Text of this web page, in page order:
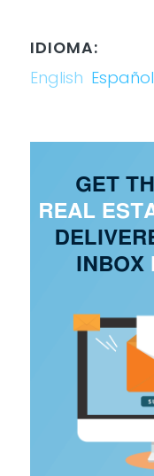
IDIOMA:
English Español